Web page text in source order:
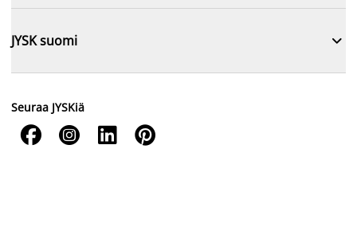
JYSK suomi 
Seuraa JYSKiä
   